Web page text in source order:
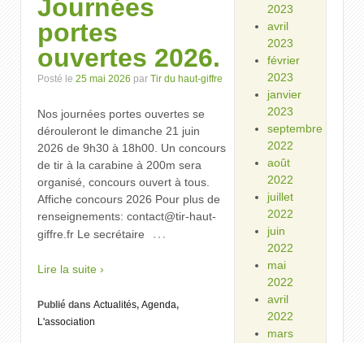
Journées
portes
ouvertes 2026.
Posté le 25 mai 2026 par Tir du haut-giffre
Nos journées portes ouvertes se
dérouleront le dimanche 21 juin
2026 de 9h30 à 18h00. Un concours
de tir à la carabine à 200m sera
organisé, concours ouvert à tous.
Affiche concours 2026 Pour plus de
renseignements: contact@tir-haut-
giffre.fr Le secrétaire
…
Lire la suite ›
Publié dans Actualités, Agenda,
L'association
2023
avril
2023
février
2023
janvier
2023
septembre
2022
août
2022
juillet
2022
juin
2022
mai
2022
avril
2022
mars